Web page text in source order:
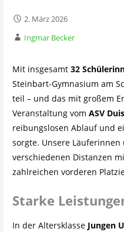
2. März 2026
Ingmar Becker
Mit insgesamt 32
Steinbart-Gymnasium am
teil – und das mit großem
Veranstaltung vom ASV
reibungslosen Ablauf und
sorgte. Unsere
verschiedenen Distanzen
zahlreichen vorderen
Starke
In der Altersklasse Jungen